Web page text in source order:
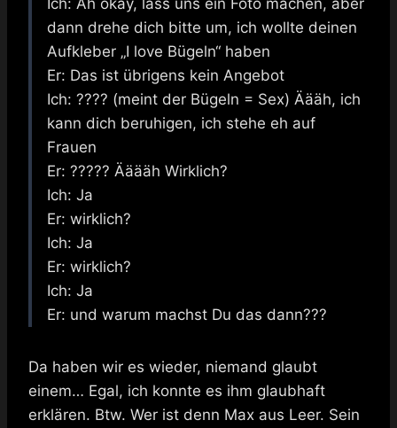
dann drehe dich bitte um, ich wollte deinen
Aufkleber „I love Bügeln“ haben
Er: Das ist übrigens kein Angebot
Ich: ???? (meint der Bügeln = Sex) Äääh, ich
kann dich beruhigen, ich stehe eh auf
Frauen
Er: ????? Ääääh Wirklich?
Ich: Ja
Er: wirklich?
Ich: Ja
Er: wirklich?
Ich: Ja
Er: und warum machst Du das dann???
Da haben wir es wieder, niemand glaubt
einem… Egal, ich konnte es ihm glaubhaft
erklären. Btw. Wer ist denn Max aus Leer. Sein